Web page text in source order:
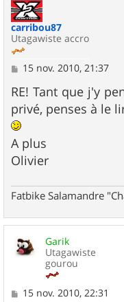
carribou87
Utagawiste accro
M
s
s
a
g
e
15 nov. 2010, 21:37
RE! Tant que j'y
privé, penses à le
A plus
Olivier
Fatbike Salamandre
Garik
Utagawiste
gourou
M15 nov. 2010, 22:31